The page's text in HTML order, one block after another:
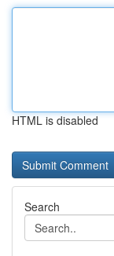
HTML is disabled
Search